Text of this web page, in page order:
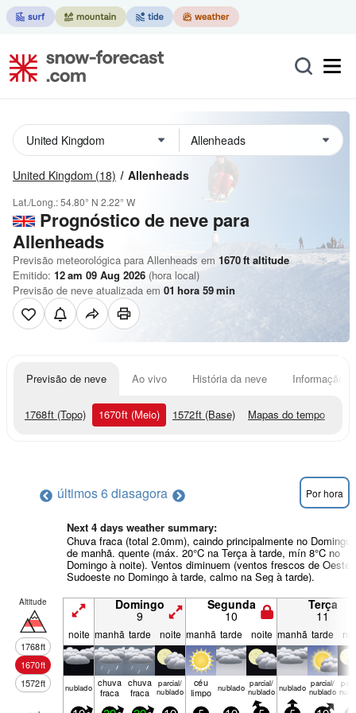
United Kingdom (18) Allenheads
Lat./Long.:54.80° N 2.22° W
Prognóstico de neve para
Allenheads
Previsão meteorológica para Allenheads em 1670ftaltitude
Emitido: 12 am 09 Aug 2026 (hora local)
Previsão de neve atualizada em 01 hora 59min
Previsão de neve Ao vivo História da neve Informação
1768ft (Topo) 1670ft (Meio) 1572ft (Base) Mapas do tempo
últimos 6 diasagora Por hora
Next 4 days weather summary:
Chuva fraca (total 2.0mm), caindo principalmente no Domingo
de manhã. quente (máx. 20°C na Terça à tarde, mín 8°C no
Domingo à noite). Ventos diminuem (ventos frescos de Oeste-
Sudoeste no Domingo à tarde, calmo na Seg à tarde).
Altitude
1768ft
1670ft
1572ft
Domingo
9
Segunda
10
Terça
11
noite manhã tarde noite manhã tarde noite manhã tarde
nubl­ado chuva
fraca
chuva
fraca
parcial/
nublado
céu
limpo nubl­ado parcial/
nublado nubl­ado parcial/
nublado